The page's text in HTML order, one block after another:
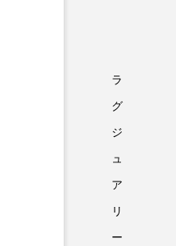
ラ
グ
ジ
ュ
ア
リ
ー